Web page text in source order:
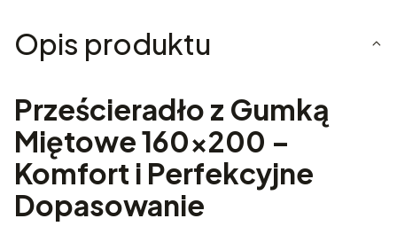
Opis produktu
Prześcieradło z Gumką
Miętowe 160x200 –
Komfort i Perfekcyjne
Dopasowanie